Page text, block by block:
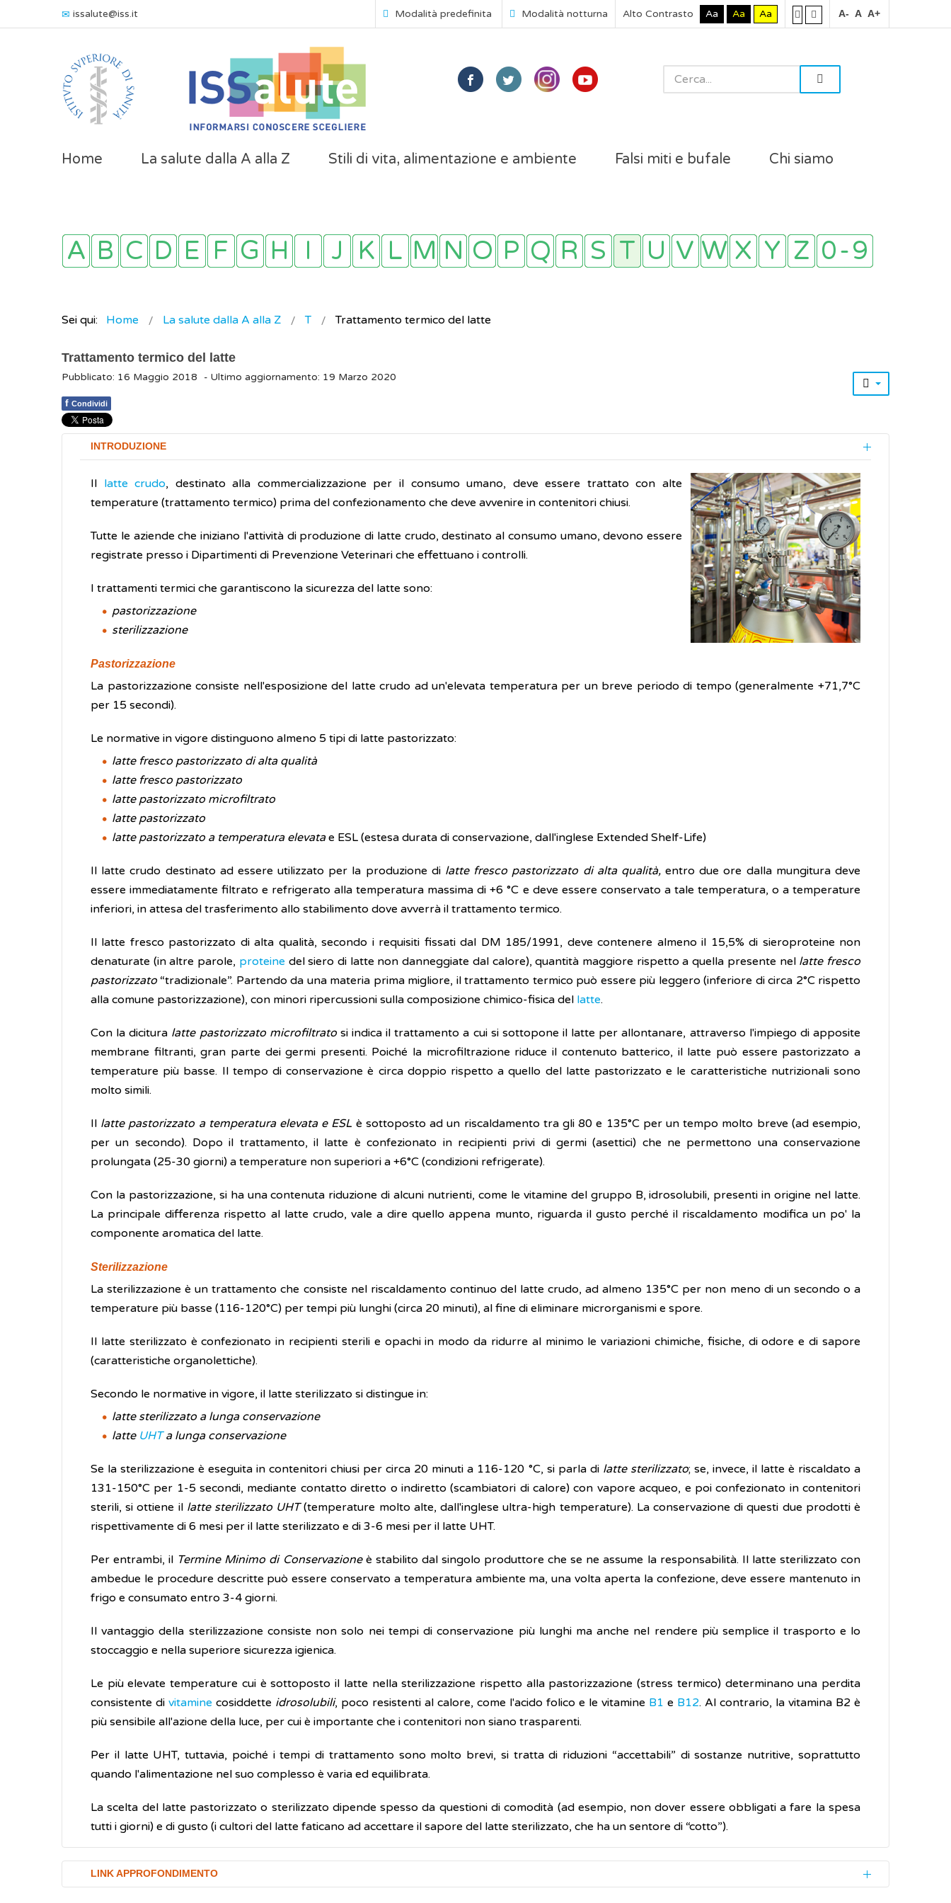
issalute@iss.it Modalità predefinita Modalità notturna Alto Contrasto Aa Aa Aa A- A A+
Home La salute dalla A alla Z Stili di vita, alimentazione e ambiente Falsi miti e bufale Chi siamo
Sei qui: Home La salute dalla A alla Z T Trattamento termico del latte
Trattamento termico del latte
Pubblicato: 16 Maggio 2018 - Ultimo aggiornamento: 19 Marzo 2020
f Condividi
INTRODUZIONE
Il latte crudo, destinato alla commercializzazione per il consumo umano, deve essere trattato con alte
temperature (trattamento termico) prima del confezionamento che deve avvenire in contenitori chiusi.
Tutte le aziende che iniziano l'attività di produzione di latte crudo, destinato al consumo umano, devono essere
registrate presso i Dipartimenti di Prevenzione Veterinari che effettuano i controlli.
I trattamenti termici che garantiscono la sicurezza del latte sono:
pastorizzazione
sterilizzazione
Pastorizzazione
La pastorizzazione consiste nell'esposizione del latte crudo ad un'elevata temperatura per un breve periodo di tempo (generalmente +71,7°C
per 15 secondi).
Le normative in vigore distinguono almeno 5 tipi di latte pastorizzato:
latte fresco pastorizzato di alta qualità
latte fresco pastorizzato
latte pastorizzato microfiltrato
latte pastorizzato
latte pastorizzato a temperatura elevatae ESL (estesa durata di conservazione, dall'inglese Extended Shelf-Life)
Il latte crudo destinato ad essere utilizzato per la produzione di latte fresco pastorizzato di alta qualità,entro due ore dalla mungitura deve
essere immediatamente filtrato e refrigerato alla temperatura massima di +6 °C e deve essere conservato a tale temperatura, o a temperature
inferiori, in attesa del trasferimento allo stabilimento dove avverrà il trattamento termico.
Il latte fresco pastorizzato di alta qualità, secondo i requisiti fissati dal DM 185/1991, deve contenere almeno il 15,5% di sieroproteine non
denaturate (in altre parole, proteine del siero di latte non danneggiate dal calore), quantità maggiore rispetto a quella presente nel latte fresco
pastorizzato“tradizionale”. Partendo da una materia prima migliore, il trattamento termico può essere più leggero (inferiore di circa 2°C rispetto
alla comune pastorizzazione), con minori ripercussioni sulla composizione chimico-fisica del latte.
Con la dicitura latte pastorizzato microfiltratosi indica il trattamento a cui si sottopone il latte per allontanare, attraverso l'impiego di apposite
membrane filtranti, gran parte dei germi presenti. Poiché la microfiltrazione riduce il contenuto batterico, il latte può essere pastorizzato a
temperature più basse. Il tempo di conservazione è circa doppio rispetto a quello del latte pastorizzato e le caratteristiche nutrizionali sono
molto simili.
Il latte pastorizzato a temperatura elevata e ESL è sottoposto ad un riscaldamento tra gli 80 e 135°C per un tempo molto breve (ad esempio,
per un secondo). Dopo il trattamento, il latte è confezionato in recipienti privi di germi (asettici) che ne permettono una conservazione
prolungata (25-30 giorni) a temperature non superiori a +6°C (condizioni refrigerate).
Con la pastorizzazione, si ha una contenuta riduzione di alcuni nutrienti, come le vitamine del gruppo B, idrosolubili, presenti in origine nel latte.
La principale differenza rispetto al latte crudo, vale a dire quello appena munto, riguarda il gusto perché il riscaldamento modifica un po' la
componente aromatica del latte.
Sterilizzazione
La sterilizzazione è un trattamento che consiste nel riscaldamento continuo del latte crudo, ad almeno 135°C per non meno di un secondo o a
temperature più basse (116-120°C) per tempi più lunghi (circa 20 minuti), al fine di eliminare microrganismi e spore.
Il latte sterilizzato è confezionato in recipienti sterili e opachi in modo da ridurre al minimo le variazioni chimiche, fisiche, di odore e di sapore
(caratteristiche organolettiche).
Secondo le normative in vigore, il latte sterilizzato si distingue in:
latte sterilizzato a lunga conservazione
latte UHTa lunga conservazione
Se la sterilizzazione è eseguita in contenitori chiusi per circa 20 minuti a 116-120 °C, si parla di latte sterilizzato; se, invece, il latte è riscaldato a
131-150°C per 1-5 secondi, mediante contatto diretto o indiretto (scambiatori di calore) con vapore acqueo, e poi confezionato in contenitori
sterili, si ottiene il latte sterilizzato UHT(temperature molto alte, dall'inglese ultra-high temperature). La conservazione di questi due prodotti è
rispettivamente di 6 mesi per il latte sterilizzato e di 3-6 mesi per il latte UHT.
Per entrambi, il Termine Minimo di Conservazioneè stabilito dal singolo produttore che se ne assume la responsabilità. Il latte sterilizzato con
ambedue le procedure descritte può essere conservato a temperatura ambiente ma, una volta aperta la confezione, deve essere mantenuto in
frigo e consumato entro 3-4 giorni.
Il vantaggio della sterilizzazione consiste non solo nei tempi di conservazione più lunghi ma anche nel rendere più semplice il trasporto e lo
stoccaggio e nella superiore sicurezza igienica.
Le più elevate temperature cui è sottoposto il latte nella sterilizzazione rispetto alla pastorizzazione (stress termico) determinano una perdita
consistente di vitamine cosiddette idrosolubili, poco resistenti al calore, come l'acido folico e le vitamine B1 e B12. Al contrario, la vitamina B2 è
più sensibile all'azione della luce, per cui è importante che i contenitori non siano trasparenti.
Per il latte UHT, tuttavia, poiché i tempi di trattamento sono molto brevi, si tratta di riduzioni “accettabili” di sostanze nutritive, soprattutto
quando l'alimentazione nel suo complesso è varia ed equilibrata.
La scelta del latte pastorizzato o sterilizzato dipende spesso da questioni di comodità (ad esempio, non dover essere obbligati a fare la spesa
tutti i giorni) e di gusto (i cultori del latte faticano ad accettare il sapore del latte sterilizzato, che ha un sentore di “cotto”).
LINK APPROFONDIMENTO